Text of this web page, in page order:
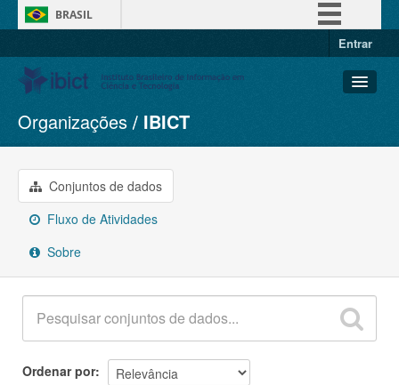
BRASIL
Entrar
Conjuntos de dados
Organizações
Grupos
Sobre
Organizações IBICT
Conjuntos de dados
Fluxo de Atividades
Sobre
Ordenar por